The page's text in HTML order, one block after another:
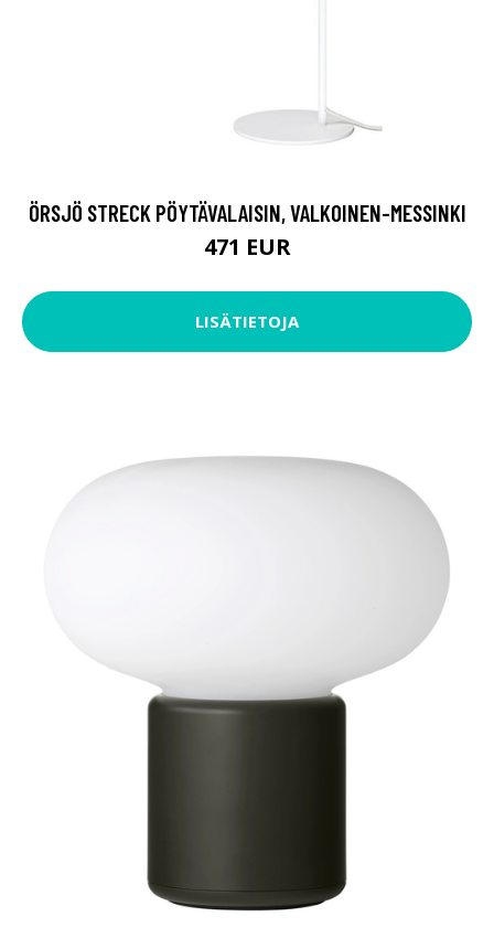
ÖRSJÖ STRECK PÖYTÄVALAISIN, VALKOINEN-MESSINKI
471 EUR
LISÄTIETOJA